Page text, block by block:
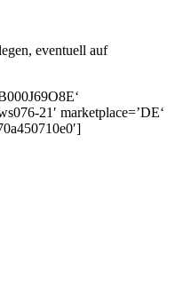
eventuell auf
21′ marketplace=’DE‘